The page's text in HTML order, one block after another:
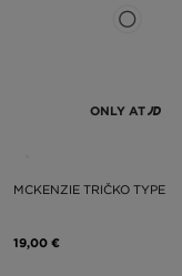
ONLY AT
MCKENZIE TRIČKO TYPE
19,00 €